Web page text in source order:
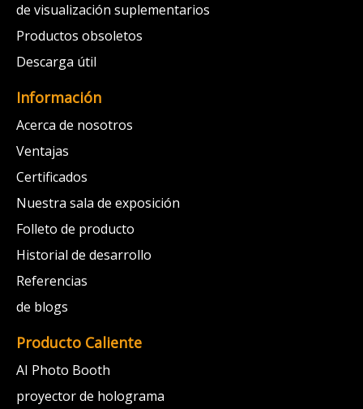
de visualización suplementarios
Productos obsoletos
Descarga útil
Información
Acerca de nosotros
Ventajas
Certificados
Nuestra sala de exposición
Folleto de producto
Historial de desarrollo
Referencias
de blogs
Producto Caliente
AI Photo Booth
proyector de holograma